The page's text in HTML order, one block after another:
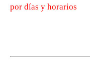
por días y horarios